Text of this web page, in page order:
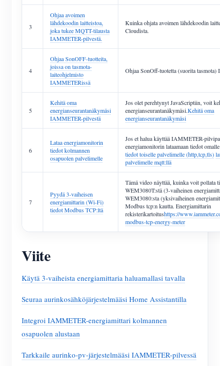
3
Ohjaa avoimen
lähdekoodin laitteistoa,
joka tukee MQTT-tilausta
IAMMETER-pilvestä.
Kuinka ohjata avoimen lähdekoodin
Cloudista.
4
Ohjaa SonOFF-tuotteita,
joissa on tasmota-
laiteohjelmisto
IAMMETERissä
Ohjaa SonOff-tuotetta (suorita
5
Kehitä oma
energianseurantanäkymäsi
IAMMETER-pilvestä
Jos olet perehtynyt JavaScriptiin, voit
energianseurantanäkymäsi.Kehitä oma
energianseurantanäkymäsi
6
Lataa energiamonitorin
tiedot kolmannen
osapuolen palvelimelle
Jos et halua käyttää IAMMETER-
energiamonitorin lataamaan tiedot
tiedot toiselle palvelimelle (http,tcp,tls)
palvelimelle mqtt:llä
7
Pyydä 3-vaiheisen
energiamittarin (Wi-Fi)
tiedot Modbus TCP:ltä
Tämä video näyttää, kuinka voit pollata
WEM3080T:stä (3-vaiheinen
WEM3080:sta (yksivaiheinen
Modbus tcp:n kautta. Energiamittarin
rekisterikartoitushttps://
modbus-tcp-energy-meter
Viite
Käytä 3-vaiheista energiamittaria haluamallasi tavalla
Seuraa aurinkosähköjärjestelmääsi Home Assistantilla
Integroi IAMMETER-energiamittari kolmannen
osapuolen alustaan
Tarkkaile aurinko-pv-järjestelmääsi IAMMETER-pilvessä